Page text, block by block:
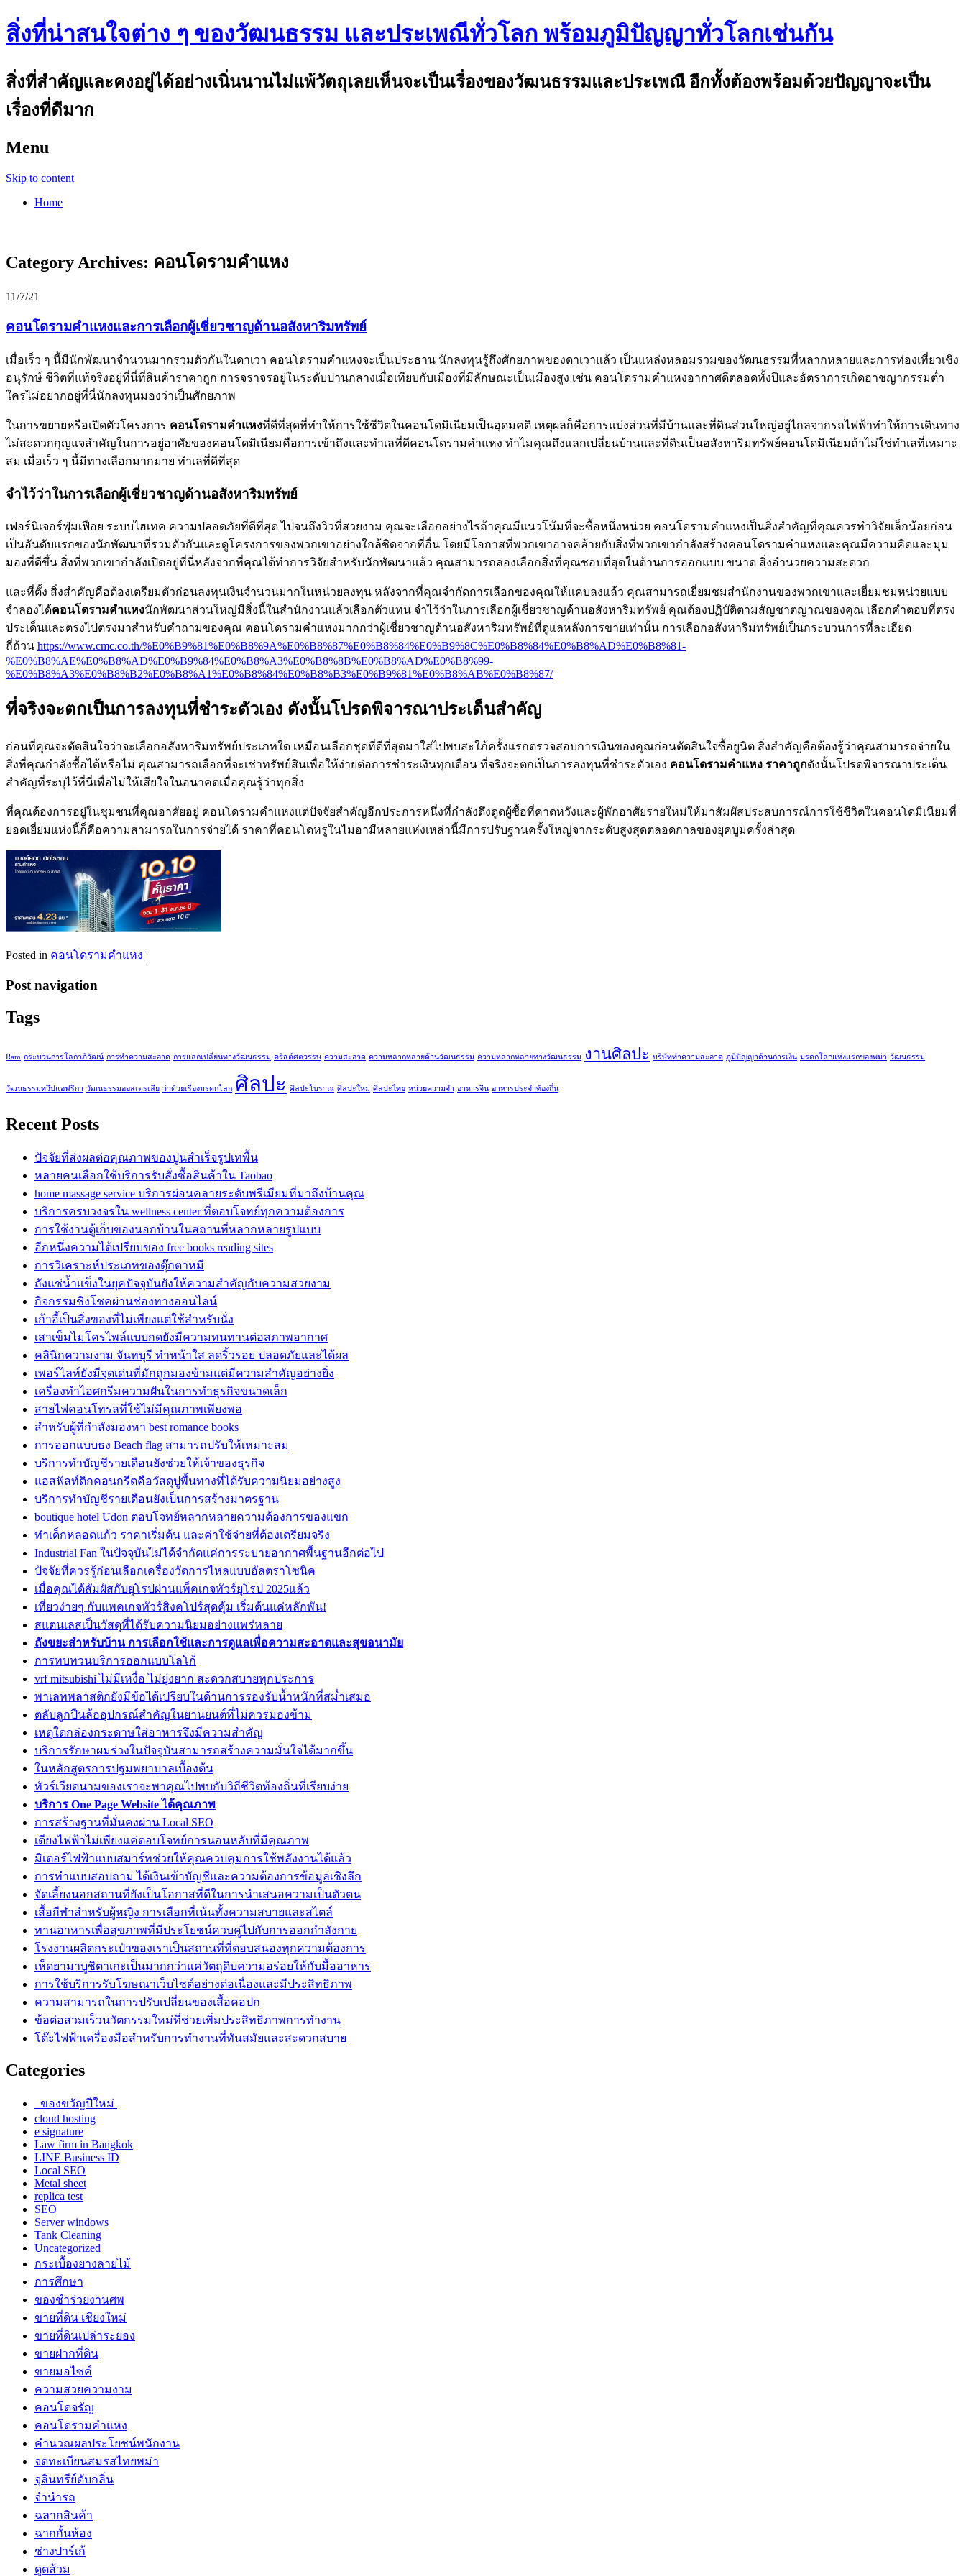
สิ่งที่น่าสนใจต่าง ๆ ของวัฒนธรรม และประเพณีทั่วโลก พร้อมภูมิปัญญาทั่วโลกเช่นกัน
สิ่งที่สำคัญและคงอยู่ได้อย่างเนิ่นนานไม่แพ้วัตถุเลยเห็นจะเป็นเรื่องของวัฒนธรรมและประเพณี อีกทั้งต้องพร้อมด้วยปัญญาจะเป็น
เรื่องที่ดีมาก
Menu
Skip to content
Home
Category Archives: คอนโดรามคำแหง
11/7/21
คอนโดรามคำแหงและการเลือกผู้เชี่ยวชาญด้านอสังหาริมทรัพย์
เมื่อเร็ว ๆ นี้มีนักพัฒนาจำนวนมากรวมตัวกันในดาเวา คอนโดรามคำแหงจะเป็นประธาน นักลงทุนรู้ถึงศักยภาพของดาเวาแล้ว เป็นแหล่งหลอมรวมของวัฒนธรรมที่หลากหลายและการท่องเที่ยวเชิง
อนุรักษ์ ชีวิตที่แท้จริงอยู่ที่นี่ที่สินค้าราคาถูก การจราจรอยู่ในระดับปานกลางเมื่อเทียบกับเมืองที่มีลักษณะเป็นเมืองสูง เช่น คอนโดรามคำแหงอากาศดีตลอดทั้งปีและอัตราการเกิดอาชญากรรมต่ำ
ใครไม่อยากอยู่ที่นี่นักลงทุนมองว่าเป็นศักยภาพ
ในการขยายหรือเปิดตัวโครงการ คอนโดรามคำแหงที่ดีที่สุดที่ทำให้การใช้ชีวิตในคอนโดมิเนียมเป็นอุดมคติ เหตุผลก็คือการแบ่งส่วนที่มีบ้านและที่ดินส่วนใหญ่อยู่ไกลจากรถไฟฟ้าทำให้การเดินทาง
ไม่สะดวกกุญแจสำคัญในการอยู่อาศัยของคอนโดมิเนียมคือการเข้าถึงและทำเลที่ดีคอนโดรามคำแหง ทำไมคุณถึงแลกเปลี่ยนบ้านและที่ดินเป็นอสังหาริมทรัพย์คอนโดมิเนียมถ้าไม่ใช่ทำเลที่เหมาะ
สม เมื่อเร็ว ๆ นี้มีทางเลือกมากมาย ทำเลที่ดีที่สุด
จำไว้ว่าในการเลือกผู้เชี่ยวชาญด้านอสังหาริมทรัพย์
เฟอร์นิเจอร์ฟุ่มเฟือย ระบบไฮเทค ความปลอดภัยที่ดีที่สุด ไปจนถึงวิวที่สวยงาม คุณจะเลือกอย่างไรถ้าคุณมีแนวโน้มที่จะซื้อหนึ่งหน่วย คอนโดรามคำแหงเป็นสิ่งสำคัญที่คุณควรทำวิจัยเล็กน้อยก่อน
เป็นอันดับแรกของนักพัฒนาที่รวมตัวกันและดูโครงการของพวกเขาอย่างใกล้ชิดจากที่อื่น โดยมีโอกาสที่พวกเขาอาจคล้ายกับสิ่งที่พวกเขากำลังสร้างคอนโดรามคำแหงและคุณมีความคิดและมุม
มองที่ดีขึ้น สิ่งที่พวกเขากำลังเปิดอยู่ที่นี่หลังจากที่คุณได้ทำการวิจัยสำหรับนักพัฒนาแล้ว คุณสามารถลองเลือกสิ่งที่คุณชอบที่สุดในด้านการออกแบบ ขนาด สิ่งอำนวยความสะดวก
และที่ตั้ง สิ่งสำคัญคือต้องเตรียมตัวก่อนลงทุนเงินจำนวนมากในหน่วยลงทุน หลังจากที่คุณจำกัดการเลือกของคุณให้แคบลงแล้ว คุณสามารถเยี่ยมชมสำนักงานของพวกเขาและเยี่ยมชมหน่วยแบบ
จำลองได้คอนโดรามคำแหงนักพัฒนาส่วนใหญ่มีสิ่งนี้ในสำนักงานแล้วเลือกตัวแทน จำไว้ว่าในการเลือกผู้เชี่ยวชาญด้านอสังหาริมทรัพย์ คุณต้องปฏิบัติตามสัญชาตญาณของคุณ เลือกคำตอบที่ตรง
ประเด็นและตรงไปตรงมาสำหรับคำถามของคุณ คอนโดรามคำแหงมากกว่าผู้เชี่ยวชาญด้านอสังหาริมทรัพย์ที่ดูแลหลังการขายเท่านั้น การเลือกอสังหาริมทรัพย์เป็นกระบวนการที่ละเอียด
ถี่ถ้วน https://www.cmc.co.th/%E0%B9%81%E0%B8%9A%E0%B8%87%E0%B8%84%E0%B9%8C%E0%B8%84%E0%B8%AD%E0%B8%81-
%E0%B8%AE%E0%B8%AD%E0%B9%84%E0%B8%A3%E0%B8%8B%E0%B8%AD%E0%B8%99-
%E0%B8%A3%E0%B8%B2%E0%B8%A1%E0%B8%84%E0%B8%B3%E0%B9%81%E0%B8%AB%E0%B8%87/
ที่จริงจะตกเป็นการลงทุนที่ชำระตัวเอง ดังนั้นโปรดพิจารณาประเด็นสำคัญ
ก่อนที่คุณจะตัดสินใจว่าจะเลือกอสังหาริมทรัพย์ประเภทใด เหมือนเลือกชุดที่ดีที่สุดมาใส่ไปพบสะใภ้ครั้งแรกตรวจสอบการเงินของคุณก่อนตัดสินใจซื้อยูนิต สิ่งสำคัญคือต้องรู้ว่าคุณสามารถจ่ายใน
สิ่งที่คุณกำลังซื้อได้หรือไม่ คุณสามารถเลือกที่จะเช่าทรัพย์สินเพื่อให้ง่ายต่อการชำระเงินทุกเดือน ที่จริงจะตกเป็นการลงทุนที่ชำระตัวเอง คอนโดรามคําแหง ราคาถูกดังนั้นโปรดพิจารณาประเด็น
สำคัญที่ระบุไว้ที่นี่เพื่อไม่ให้เสียใจในอนาคตเมื่อคุณรู้ว่าทุกสิ่ง
ที่คุณต้องการอยู่ในชุมชนที่คุณอาศัยอยู่ คอนโดรามคำแหงแต่ปัจจัยสำคัญอีกประการหนึ่งที่กำลังดึงดูดผู้ซื้อที่คาดหวังและผู้พักอาศัยรายใหม่ให้มาสัมผัสประสบการณ์การใช้ชีวิตในคอนโดมิเนียมที่
ยอดเยี่ยมแห่งนี้ก็คือความสามารถในการจ่ายได้ ราคาที่คอนโดหรูในไมอามีหลายแห่งเหล่านี้มีการปรับฐานครั้งใหญ่จากระดับสูงสุดตลอดกาลของยุคบูมครั้งล่าสุด
Posted in คอนโดรามคำแหง |
Post navigation
Tags
Ram กระบวนการโลกาภิวัฒน์ การทำความสะอาด การแลกเปลี่ยนทางวัฒนธรรม คริสต์ศตวรรษ ความสะอาด ความหลากหลายด้านวัฒนธรรม ความหลากหลายทางวัฒนธรรม งานศิลปะ บริษัททำความสะอาด ภูมิปัญญาด้านการเงิน มรดกโลกแห่งแรกของพม่า วัฒนธรรม
วัฒนธรรมทวีปแอฟริกา วัฒนธรรมออสเตรเลีย ว่าด้วยเรื่องมรดกโลก ศิลปะ ศิลปะโบราณ ศิลปะใหม่ ศิลปะไทย หน่วยความจำ อาหารจีน อาหารประจำท้องถิ่น
Recent Posts
ปัจจัยที่ส่งผลต่อคุณภาพของปูนสำเร็จรูปเทพื้น
หลายคนเลือกใช้บริการรับสั่งซื้อสินค้าใน Taobao
home massage service บริการผ่อนคลายระดับพรีเมียมที่มาถึงบ้านคุณ
บริการครบวงจรใน wellness center ที่ตอบโจทย์ทุกความต้องการ
การใช้งานตู้เก็บของนอกบ้านในสถานที่หลากหลายรูปแบบ
อีกหนึ่งความได้เปรียบของ free books reading sites
การวิเคราะห์ประเภทของตุ๊กตาหมี
ถังแช่น้ำแข็งในยุคปัจจุบันยังให้ความสำคัญกับความสวยงาม
กิจกรรมชิงโชคผ่านช่องทางออนไลน์
เก้าอี้เป็นสิ่งของที่ไม่เพียงแต่ใช้สำหรับนั่ง
เสาเข็มไมโครไพล์แบบกดยังมีความทนทานต่อสภาพอากาศ
คลินิกความงาม จันทบุรี ทำหน้าใส ลดริ้วรอย ปลอดภัยและได้ผล
เพอร์ไลท์ยังมีจุดเด่นที่มักถูกมองข้ามแต่มีความสำคัญอย่างยิ่ง
เครื่องทำไอศกรีมความฝันในการทำธุรกิจขนาดเล็ก
สายไฟคอนโทรลที่ใช้ไม่มีคุณภาพเพียงพอ
สำหรับผู้ที่กำลังมองหา best romance books
การออกแบบธง Beach flag สามารถปรับให้เหมาะสม
บริการทำบัญชีรายเดือนยังช่วยให้เจ้าของธุรกิจ
แอสฟัลท์ติกคอนกรีตคือวัสดุปูพื้นทางที่ได้รับความนิยมอย่างสูง
บริการทำบัญชีรายเดือนยังเป็นการสร้างมาตรฐาน
boutique hotel Udon ตอบโจทย์หลากหลายความต้องการของแขก
ทำเด็กหลอดแก้ว ราคาเริ่มต้น และค่าใช้จ่ายที่ต้องเตรียมจริง
Industrial Fan ในปัจจุบันไม่ได้จำกัดแค่การระบายอากาศพื้นฐานอีกต่อไป
ปัจจัยที่ควรรู้ก่อนเลือกเครื่องวัดการไหลแบบอัลตราโซนิค
เมื่อคุณได้สัมผัสกับยุโรปผ่านแพ็คเกจทัวร์ยุโรป 2025แล้ว
เที่ยวง่ายๆ กับแพคเกจทัวร์สิงคโปร์สุดคุ้ม เริ่มต้นแค่หลักพัน!
สแตนเลสเป็นวัสดุที่ได้รับความนิยมอย่างแพร่หลาย
ถังขยะสำหรับบ้าน การเลือกใช้และการดูแลเพื่อความสะอาดและสุขอนามัย
การทบทวนบริการออกแบบโลโก้
vrf mitsubishi ไม่มีเหงื่อ ไม่ยุ่งยาก สะดวกสบายทุกประการ
พาเลทพลาสติกยังมีข้อได้เปรียบในด้านการรองรับน้ำหนักที่สม่ำเสมอ
ตลับลูกปืนล้ออุปกรณ์สำคัญในยานยนต์ที่ไม่ควรมองข้าม
เหตุใดกล่องกระดาษใส่อาหารจึงมีความสำคัญ
บริการรักษาผมร่วงในปัจจุบันสามารถสร้างความมั่นใจได้มากขึ้น
ในหลักสูตรการปฐมพยาบาลเบื้องต้น
ทัวร์เวียดนามของเราจะพาคุณไปพบกับวิถีชีวิตท้องถิ่นที่เรียบง่าย
บริการ One Page Website ได้คุณภาพ
การสร้างฐานที่มั่นคงผ่าน Local SEO
เตียงไฟฟ้าไม่เพียงแค่ตอบโจทย์การนอนหลับที่มีคุณภาพ
มิเตอร์ไฟฟ้าแบบสมาร์ทช่วยให้คุณควบคุมการใช้พลังงานได้แล้ว
การทำแบบสอบถาม ได้เงินเข้าบัญชีและความต้องการข้อมูลเชิงลึก
จัดเลี้ยงนอกสถานที่ยังเป็นโอกาสที่ดีในการนำเสนอความเป็นตัวตน
เสื้อกีฬาสำหรับผู้หญิง การเลือกที่เน้นทั้งความสบายและสไตล์
ทานอาหารเพื่อสุขภาพที่มีประโยชน์ควบคู่ไปกับการออกกำลังกาย
โรงงานผลิตกระเป๋าของเราเป็นสถานที่ที่ตอบสนองทุกความต้องการ
เห็ดยามาบูชิตาเกะเป็นมากกว่าแค่วัตถุดิบความอร่อยให้กับมื้ออาหาร
การใช้บริการรับโฆษณาเว็บไซต์อย่างต่อเนื่องและมีประสิทธิภาพ
ความสามารถในการปรับเปลี่ยนของเสื้อคอปก
ข้อต่อสวมเร็วนวัตกรรมใหม่ที่ช่วยเพิ่มประสิทธิภาพการทำงาน
โต๊ะไฟฟ้าเครื่องมือสำหรับการทำงานที่ทันสมัยและสะดวกสบาย
Categories
ของขวัญปีใหม่
cloud hosting
e signature
Law firm in Bangkok
LINE Business ID
Local SEO
Metal sheet
replica test
SEO
Server windows
Tank Cleaning
Uncategorized
กระเบื้องยางลายไม้
การศึกษา
ของชำร่วยงานศพ
ขายที่ดิน เชียงใหม่
ขายที่ดินเปล่าระยอง
ขายฝากที่ดิน
ขายมอไซค์
ความสวยความงาม
คอนโดจรัญ
คอนโดรามคำแหง
คำนวณผลประโยชน์พนักงาน
จดทะเบียนสมรสไทยพม่า
จุลินทรีย์ดับกลิ่น
จํานํารถ
ฉลากสินค้า
ฉากกั้นห้อง
ช่างปาร์เก้
ดูดส้วม